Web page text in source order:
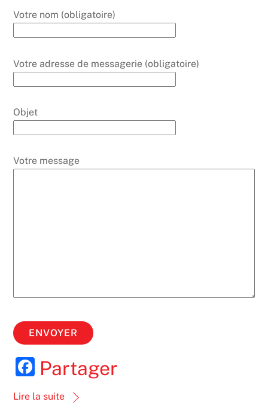
Votre nom (obligatoire)
Votre adresse de messagerie (obligatoire)
Objet
Votre message
F
c
Partager
Lire la suite